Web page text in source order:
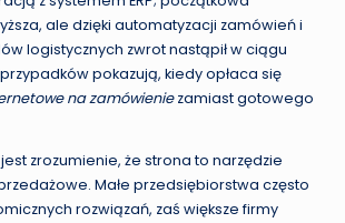
ale dzięki automatyzacji zamówień i
logistycznych zwrot nastąpił w ciągu
pokazują, kiedy opłaca się
na zamówieniezamiast gotowego
zrozumienie, że strona to narzędzie
Małe przedsiębiorstwa często
rozwiązań, zaś większe firmy